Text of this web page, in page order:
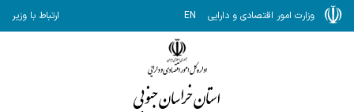
وزارت امور اقتصادی و دارایی EN ارتباط با وزیر